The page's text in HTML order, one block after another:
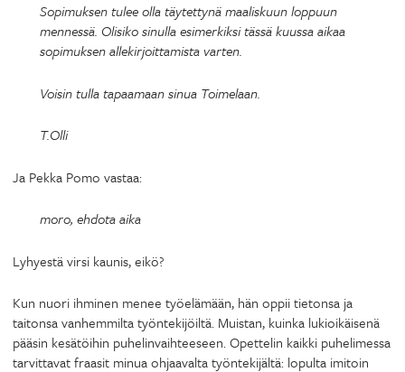
Sopimuksen tulee olla täytettynä maaliskuun loppuun
mennessä. Olisiko sinulla esimerkiksi tässä kuussa aikaa
sopimuksen allekirjoittamista varten.
Voisin tulla tapaamaan sinua Toimelaan.
T.Olli
Ja Pekka Pomo vastaa:
moro, ehdota aika
Lyhyestä virsi kaunis, eikö?
Kun nuori ihminen menee työelämään, hän oppii tietonsa ja
taitonsa vanhemmilta työntekijöiltä. Muistan, kuinka lukioikäisenä
pääsin kesätöihin puhelinvaihteeseen. Opettelin kaikki puhelimessa
tarvittavat fraasit minua ohjaavalta työntekijältä: lopulta imitoin